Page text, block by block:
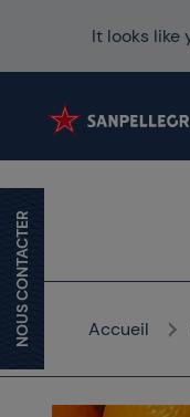
It looks like
Accueil
NOUS CONTACTER